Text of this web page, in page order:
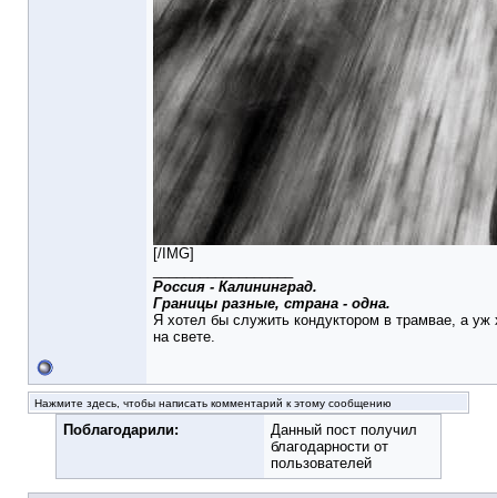
[/IMG]
Россия - Калининград.
Границы разные, страна - одна.
Я хотел бы служить кондуктором в трамвае, а уж
на свете.
Нажмите здесь, чтобы написать комментарий к этому сообщению
Поблагодарили:
Данный пост получил
благодарности от
пользователей